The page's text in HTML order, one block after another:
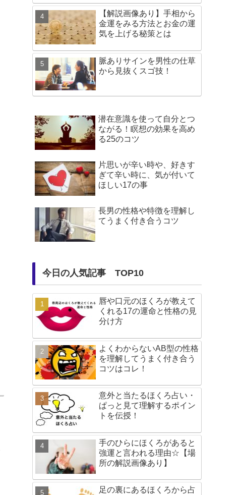
【解説画像あり】手相から
金運をみる方法とお金の運
気を上げる秘策とは
脈ありサインを男性の仕草
から見抜くスゴ技！
潜在意識を使って自分とつ
ながる！瞑想の効果を高め
る25のコツ
片思いが辛い時や、好きす
ぎて辛い時に、気が付いて
ほしい17の事
長男の性格や特徴を理解し
てうまく付き合うコツ
今日の人気記事 TOP10
唇や口元のほくろが教えて
くれる17の運命と性格の見
分け方
よくわからないAB型の性格
を理解してうまく付き合う
コツはコレ！
意外と当たるほくろ占い・
ぱっと見て理解するポイン
トを伝授！
手のひらにほくろがあると
強運と言われる理由☆【場
所の解説画像あり】
足の裏にあるほくろから占